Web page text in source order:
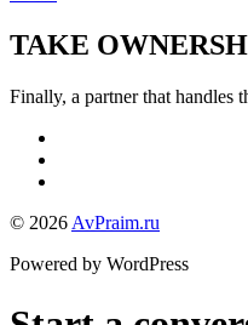
TAKE
Finally, a partner that handles
© 2026 AvPraim.ru
Powered by WordPress